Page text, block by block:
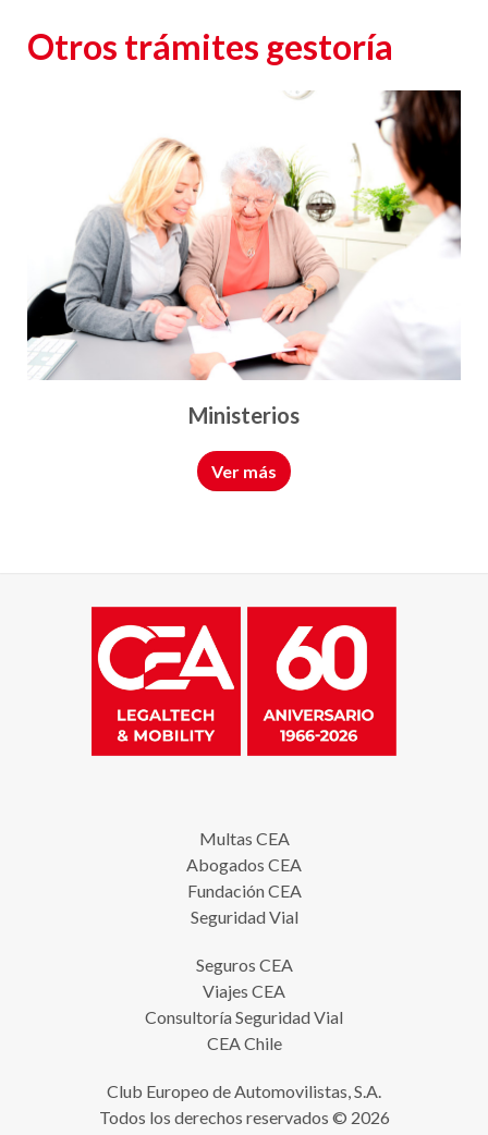
Otros trámites gestoría
Ayuntamientos
Ver más
Multas CEA
Abogados CEA
Fundación CEA
Seguridad Vial
Seguros CEA
Viajes CEA
Consultoría Seguridad Vial
CEA Chile
Club Europeo de Automovilistas, S.A.
Todos los derechos reservados © 2026